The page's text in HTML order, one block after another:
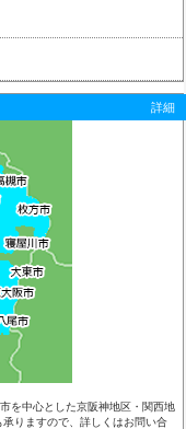
詳細
を中心とした京阪神地区・関西地
りますので、詳しくはお問い合